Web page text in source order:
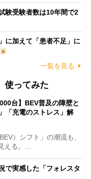
験受験者数は10年間で2
に加えて「患者不足」に
一覧を見る
使ってみた
台】BEV普及の障壁と
「充電のストレス」解
）シフト」の潮流も、
える。…
で実感した「フォレスタ